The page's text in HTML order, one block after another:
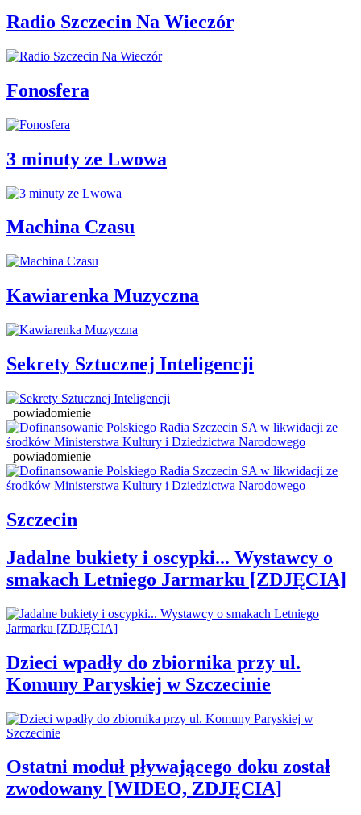
Radio Szczecin Na Wieczór
Fonosfera
3 minuty ze Lwowa
Machina Czasu
Kawiarenka Muzyczna
Sekrety Sztucznej Inteligencji
powiadomienie
powiadomienie
Szczecin
Jadalne bukiety i oscypki... Wystawcy o
smakach Letniego Jarmarku [ZDJĘCIA]
Dzieci wpadły do zbiornika przy ul.
Komuny Paryskiej w Szczecinie
Ostatni moduł pływającego doku został
zwodowany [WIDEO, ZDJĘCIA]